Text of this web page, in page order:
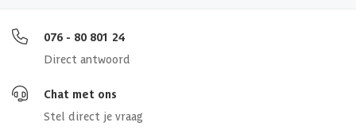
076 - 80 801 24
Direct antwoord
Chat met ons
Stel direct je vraag